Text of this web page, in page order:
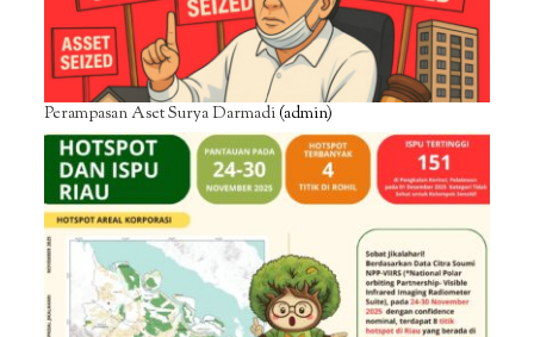
Perampasan Aset Surya Darmadi(admin)